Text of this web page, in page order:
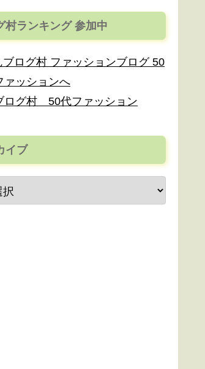
村ランキング 参加中
ログ村 50代ファッション
イブ